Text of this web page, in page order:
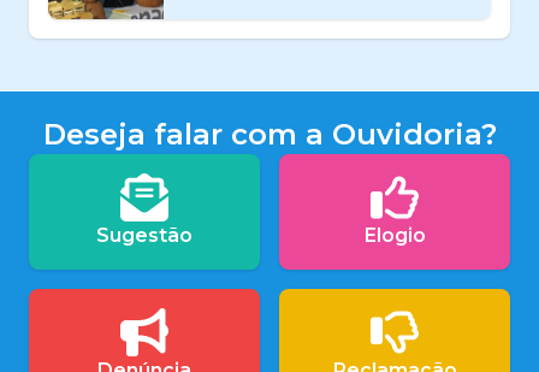
Deseja falar com a Ouvidoria?
Sugestão Elogio